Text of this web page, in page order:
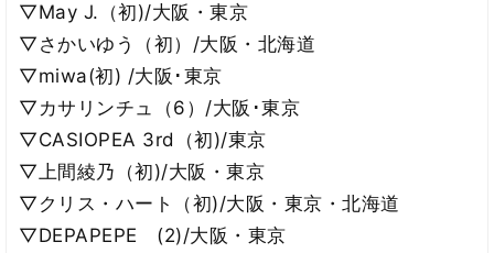
▽May J.（初)/大阪・東京
▽さかいゆう（初）/大阪・北海道
▽miwa(初) /大阪･東京
▽カサリンチュ（6）/大阪･東京
▽CASIOPEA 3rd（初)/東京
▽上間綾乃（初)/大阪・東京
▽クリス・ハート（初)/大阪・東京・北海道
▽DEPAPEPE (2)/大阪・東京